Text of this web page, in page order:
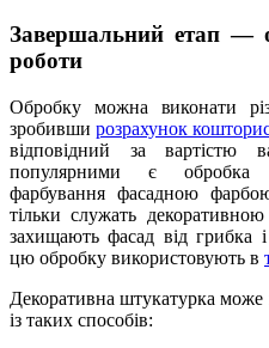
Завершальний етап —
роботи
Обробку можна виконати
зробивши розрахунок
відповідний за вартістю
популярними є обробка
фарбування фасадною
тільки служать
захищають фасад від грибка
цю обробку використовують в
Декоративна штукатурка
із таких способів: